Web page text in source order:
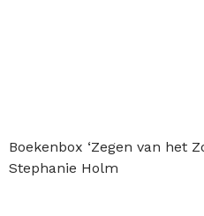
Boekenbox ‘Zegen van het
Stephanie Holm